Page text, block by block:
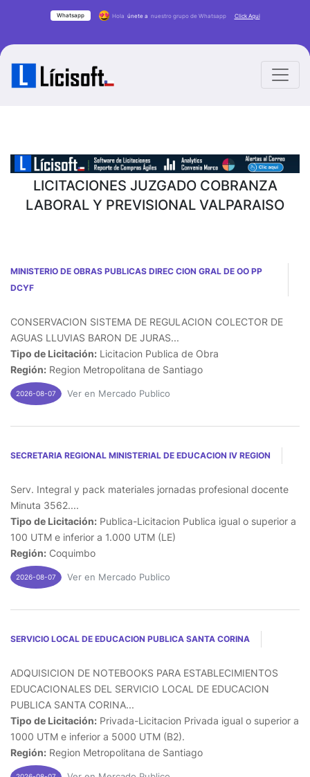
Whatsapp Hola únete a nuestro grupo de Whatsapp Click Aqui
LICITACIONES JUZGADO COBRANZA
LABORAL Y PREVISIONAL VALPARAISO
MINISTERIO DE OBRAS PUBLICAS DIREC CION GRAL DE OO PP
DCYF
CONSERVACION SISTEMA DE REGULACION COLECTOR DE
AGUAS LLUVIAS BARON DE JURAS...
Tipo de Licitación: Licitacion Publica de Obra
Región: Region Metropolitana de Santiago
2026-08-07 Ver en Mercado Publico
SECRETARIA REGIONAL MINISTERIAL DE EDUCACION IV REGION
Serv. Integral y pack materiales jornadas profesional docente
Minuta 3562....
Tipo de Licitación: Publica-Licitacion Publica igual o superior a
100 UTM e inferior a 1.000 UTM (LE)
Región: Coquimbo
2026-08-07 Ver en Mercado Publico
SERVICIO LOCAL DE EDUCACION PUBLICA SANTA CORINA
ADQUISICION DE NOTEBOOKS PARA ESTABLECIMIENTOS
EDUCACIONALES DEL SERVICIO LOCAL DE EDUCACION
PUBLICA SANTA CORINA...
Tipo de Licitación: Privada-Licitacion Privada igual o superior a
1000 UTM e inferior a 5000 UTM (B2).
Región: Region Metropolitana de Santiago